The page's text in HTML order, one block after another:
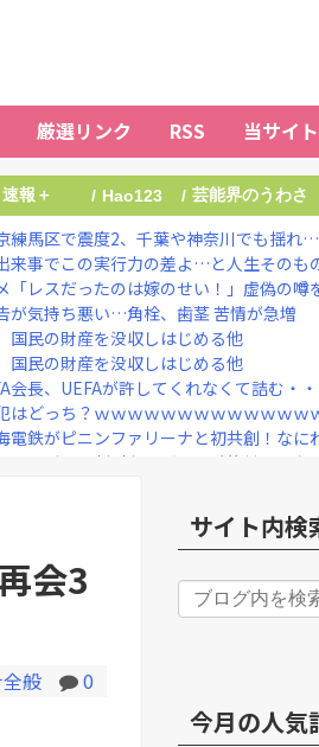
厳選リンク RSS 当サイ
報＋ / Hao123 / 芸能界のうわさ
練馬区で震度2、千葉や神奈川でも揺れ
来事でこの実行力の差よ…と人生そのも
「レスだったのは嫁のせい！」虚偽の噂
が気持ち悪い…角栓、歯茎 苦情が急増
国民の財産を没収しはじめる他
国民の財産を没収しはじめる他
会長、UEFAが許してくれなくて詰む・・
はどっち？ｗｗｗｗｗｗｗｗｗｗｗｗｗ
電鉄がピニンファリーナと初共創！なに
コンビニで割引おにぎりは〝絶対買わな
き”高齢者の｢テレビ離れ｣が始まった…10
livedoor 相互RSS
会3
般 0
サイト内検
今月の人気